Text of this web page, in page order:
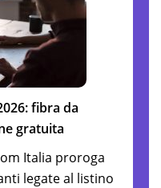
fibra da
gratuita
Italia proroga
legate al listino